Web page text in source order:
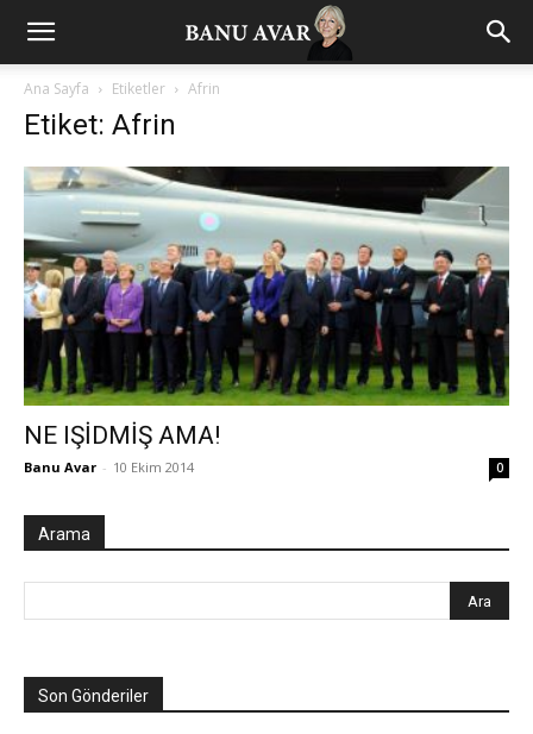
Ana Sayfa Etiketler Afrin
Etiket: Afrin
NE IŞİDMİŞ AMA!
Banu Avar - 10 Ekim 2014 0
Arama
Son Gönderiler